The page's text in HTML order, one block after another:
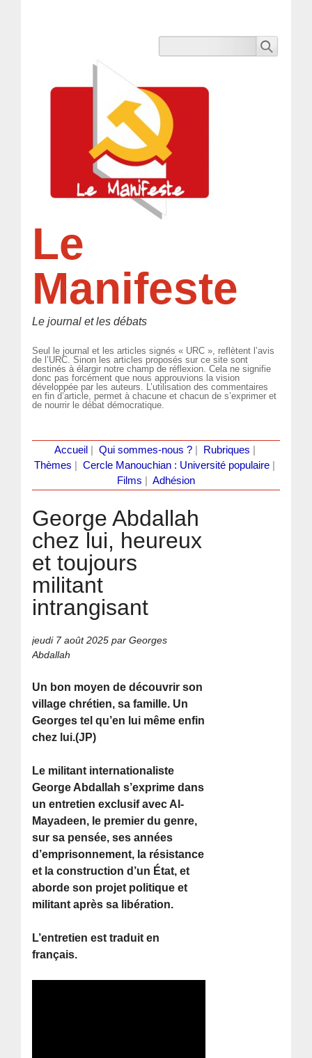
Le
Manifeste
Le journal et les débats
Seul le journal et les articles signés « URC », reflètent l’avis
de l’URC. Sinon les articles proposés sur ce site sont
destinés à élargir notre champ de réflexion. Cela ne signifie
donc pas forcément que nous approuvions la vision
développée par les auteurs. L’utilisation des commentaires
en fin d’article, permet à chacune et chacun de s’exprimer et
de nourrir le débat démocratique.
Accueil Qui sommes-nous ?| Rubriques
Thèmes
Cercle Manouchian : Université populaire
Films
Adhésion
George Abdallah
chez lui, heureux
et toujours
militant
intrangisant
jeudi 7 août 2025 par Georges
Abdallah
Un bon moyen de découvrir son
village chrétien, sa famille. Un
Georges tel qu’en lui même enfin
chez lui.(JP)
Le militant internationaliste
George Abdallah s’exprime dans
un entretien exclusif avec Al-
Mayadeen, le premier du genre,
sur sa pensée, ses années
d’emprisonnement, la résistance
et la construction d’un État, et
aborde son projet politique et
militant après sa libération.
L’entretien est traduit en
français.